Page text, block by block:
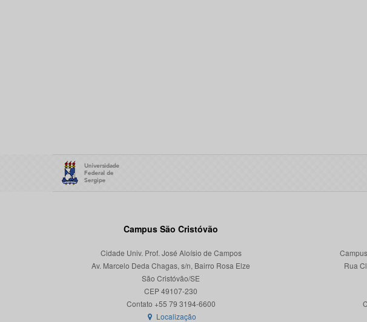
Campus São Cristóvão
Cidade Univ. Prof. José Aloísio de Campos
Av. Marcelo Deda Chagas, s/n, Bairro Rosa Elze
São Cristóvão/SE
CEP 49107-230
Localização
Rua